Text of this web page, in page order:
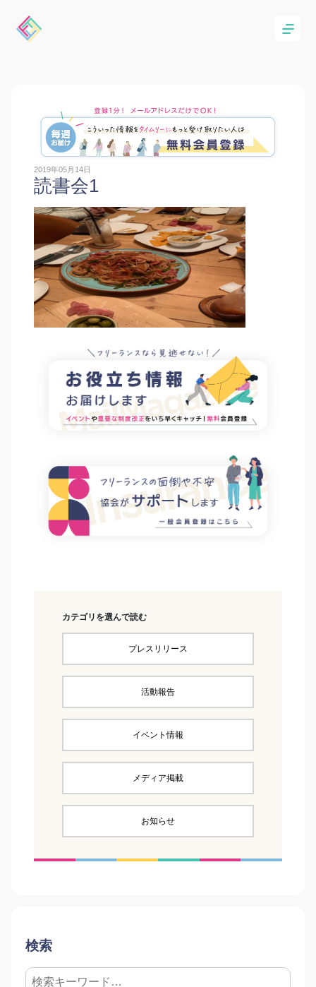
2019年05月14日
読書会1
カテゴリを選んで読む
プレスリリース
活動報告
イベント情報
メディア掲載
お知らせ
検索